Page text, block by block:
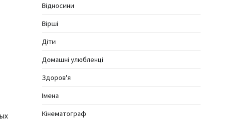
Відносини
Вірші
Діти
Домашні улюбленці
Здоров'я
Імена
Кінематограф